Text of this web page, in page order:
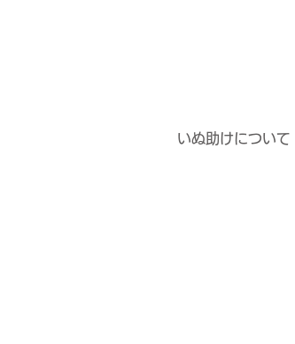
いぬ助けについて